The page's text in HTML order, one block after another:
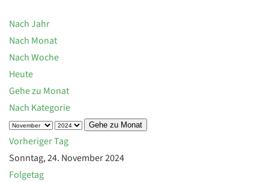
Nach Jahr
Nach Monat
Nach Woche
Heute
Gehe zu Monat
Nach Kategorie
Gehe zu Monat
Vorheriger Tag
Sonntag, 24. November 2024
Folgetag